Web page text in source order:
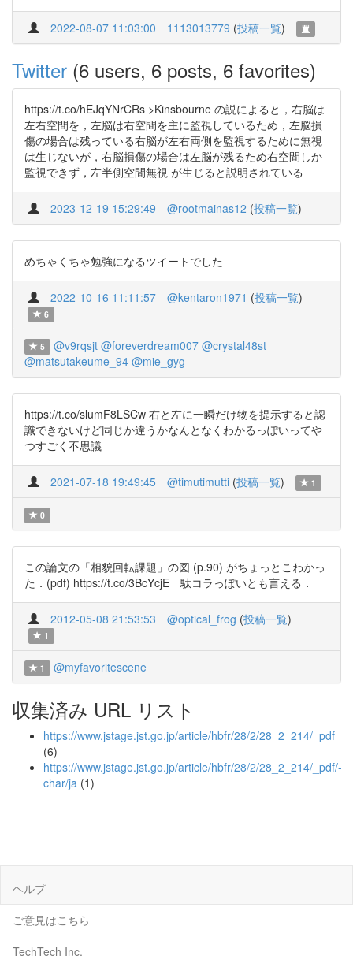
2022-08-07 11:03:00 1113013779 (投稿一覧)
Twitter (6 users, 6 posts, 6 favorites)
https://t.co/hEJqYNrCRs >Kinsbourne の説によると，右脳は
左右空間を，左脳は右空間を主に監視しているため，左脳損
傷の場合は残っている右脳が左右両側を監視するために無視
は生じないが，右脳損傷の場合は左脳が残るため右空間しか
監視できず，左半側空間無視 が生じると説明されている
2023-12-19 15:29:49 @rootmainas12 (投稿一覧)
めちゃくちゃ勉強になるツイートでした
2022-10-16 11:11:57 @kentaron1971 (投稿一覧)
6
5 @v9rqsjt @foreverdream007 @crystal48st
@matsutakeume_94 @mie_gyg
https://t.co/slumF8LSCw 右と左に一瞬だけ物を提示すると認
識できないけど同じか違うかなんとなくわかるっぽいってや
つすごく不思議
2021-07-18 19:49:45 @timutimutti (投稿一覧) 1
0
この論文の「相貌回転課題」の図 (p.90) がちょっとこわかっ
た．(pdf) https://t.co/3BcYcjE 駄コラっぽいとも言える．
2012-05-08 21:53:53 @optical_frog (投稿一覧)
1
1 @myfavoritescene
収集済み URL リスト
https://www.jstage.jst.go.jp/article/hbfr/28/2/28_2_214/_pdf
(6)
https://www.jstage.jst.go.jp/article/hbfr/28/2/28_2_214/_pdf/-
char/ja (1)
ヘルプ
ご意見はこちら
TechTech Inc.